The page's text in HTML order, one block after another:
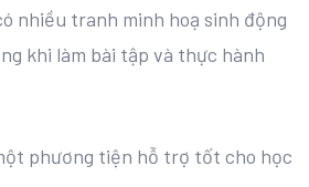
nhiều tranh minh hoạ sinh động
khi làm bài tập và thực hành
phương tiện hỗ trợ tốt cho học